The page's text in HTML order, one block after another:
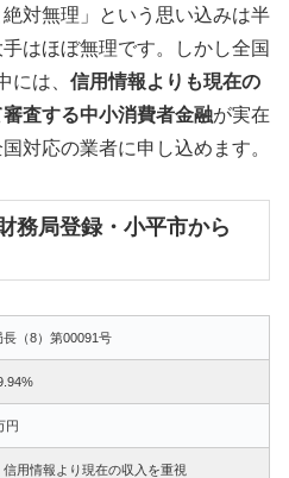
絶対無理」という思い込みは半
はほぼ無理です。しかし全国
には、 信用情報よりも現在の
査する中小消費者金融が実在
対応の業者に申し込めます。
務局登録・小平市から
長（8）第00091号
円
用情報より現在の収入を重視